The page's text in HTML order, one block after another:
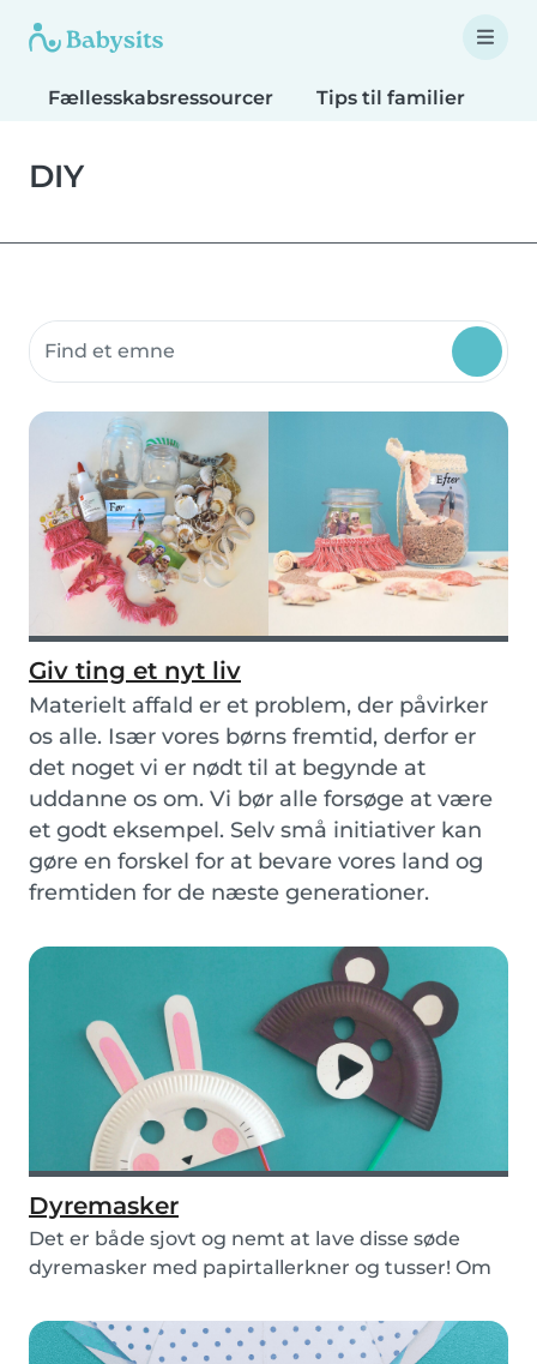
Fællesskabsressourcer Tips til familier
DIY
Søg fællesskabsressourcer
Giv ting et nyt liv
Materielt affald er et problem, der påvirker
os alle. Især vores børns fremtid, derfor er
det noget vi er nødt til at begynde at
uddanne os om. Vi bør alle forsøge at være
et godt eksempel. Selv små initiativer kan
gøre en forskel for at bevare vores land og
fremtiden for de næste generationer.
Dyremasker
Det er både sjovt og nemt at lave disse søde
dyremasker med papirtallerkner og tusser! Om